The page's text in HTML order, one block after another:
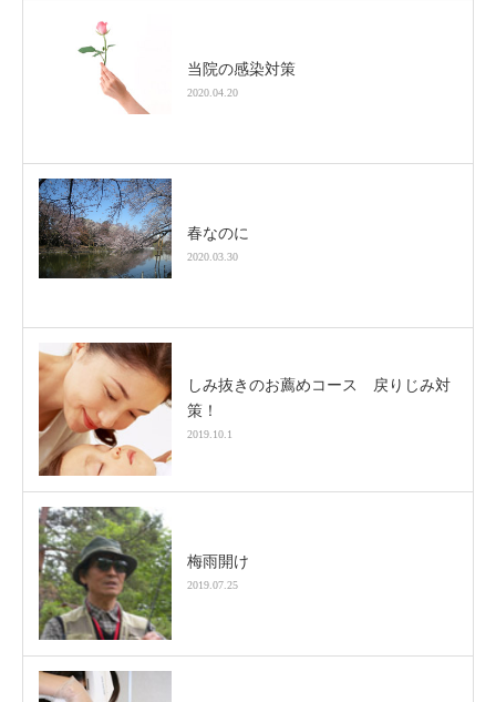
当院の感染対策
2020.04.20
春なのに
2020.03.30
しみ抜きのお薦めコース 戻りじみ対
策！
2019.10.1
梅雨開け
2019.07.25